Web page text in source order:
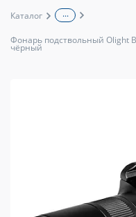
Тюнинг оружия и
Каталог ...
Фонарь подствольный Olight
чёрный